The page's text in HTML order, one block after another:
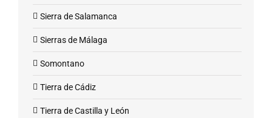
Sierra de Salamanca
Sierras de Málaga
Somontano
Tierra de Cádiz
Tierra de Castilla y León